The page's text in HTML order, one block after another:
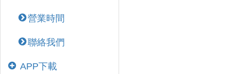
營業時間
聯絡我們
APP下載